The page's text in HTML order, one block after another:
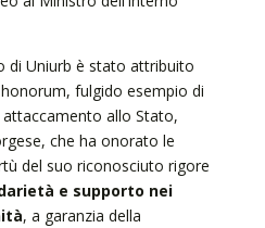
di Uniurb è stato attribuito
fulgido esempio di
allo Stato,
che ha onorato le
del suo riconosciuto rigore
e supporto nei
, a garanzia della